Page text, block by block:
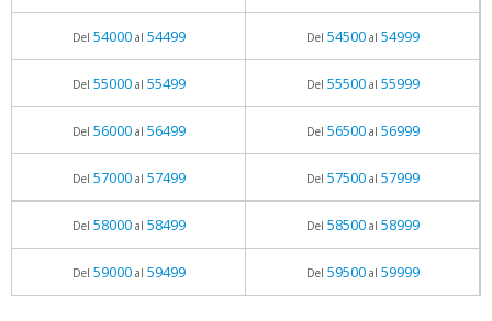
Del 54000al 54499 Del 54500al 54999
Del 55000al 55499 Del 55500al 55999
Del 56000al 56499 Del 56500al 56999
Del 57000al 57499 Del 57500al 57999
Del 58000al 58499 Del 58500al 58999
Del 59000al 59499 Del 59500al 59999